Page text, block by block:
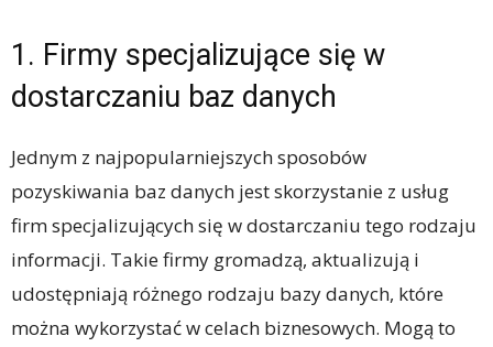
1. Firmy specjalizujące się w
dostarczaniu baz danych
Jednym z najpopularniejszych sposobów
pozyskiwania baz danych jest skorzystanie z usług
firm specjalizujących się w dostarczaniu tego rodzaju
informacji. Takie firmy gromadzą, aktualizują i
udostępniają różnego rodzaju bazy danych, które
można wykorzystać w celach biznesowych. Mogą to